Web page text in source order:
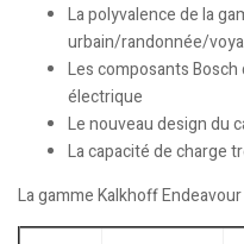
La polyvalence de la
urbain/randonnée/
Les composants
électrique
Le nouveau design du
La capacité de charge
La gamme Kalkhoff Endeavour